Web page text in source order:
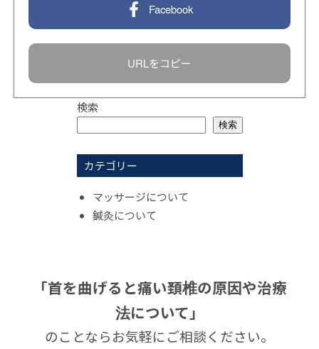
Facebook
URLをコピー
検索
検索
カテゴリー
マッサージについて
鍼灸について
「首を曲げると痛い頚椎の原因や治療
法について」
のことならお気軽にご相談ください。